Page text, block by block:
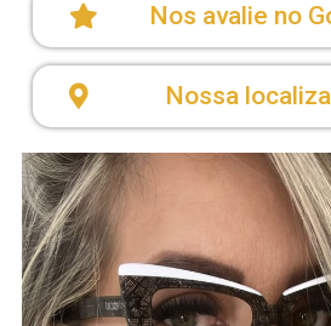
Nos avalie no
Nossa